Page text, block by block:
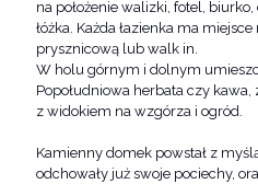
na położenie walizki, fotel,
łóżka. Każda łazienka ma
prysznicową lub walk in.
W holu górnym i dolnym
Popołudniowa herbata czy
z widokiem na wzgórza i ogród.
Kamienny domek powstał z
odchowały już swoje pociechy,